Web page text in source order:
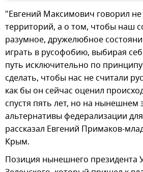
"Евгений Максимович говорил не
территорий, а о том, чтобы наш
разумное, дружелюбное
играть в русофобию, выбирая
путь исключительно по
сделать, чтобы нас не считали
как бы он сейчас оценил
спустя пять лет, но на нынешнем
альтернативы федерализации
рассказал Евгений Примаков-
Крым.
Позиция нынешнего президента